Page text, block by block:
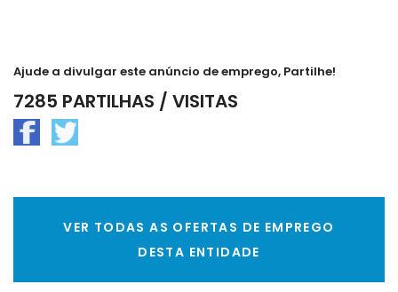
Ajude a divulgar este anúncio de emprego, Partilhe!
7285 PARTILHAS / VISITAS
VER TODAS AS OFERTAS DE EMPREGO
DESTA ENTIDADE